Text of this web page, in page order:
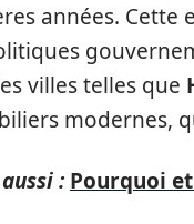
années. Cette
villes telles que
modernes,
: Pourquoi